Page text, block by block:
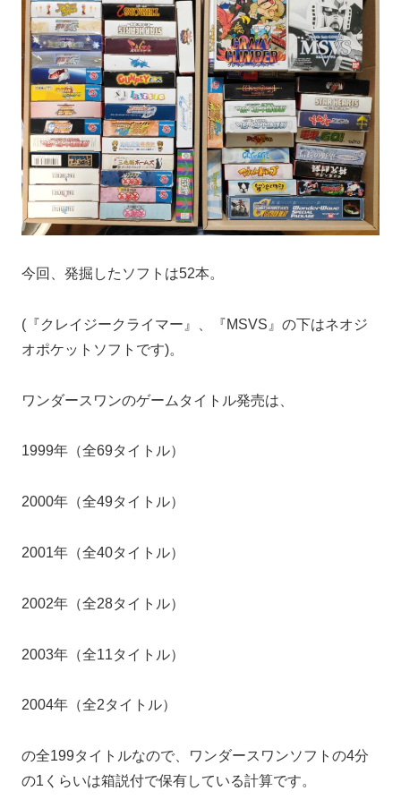
今回、発掘したソフトは52本。
(『クレイジークライマー』、『MSVS』の下はネオジ
オポケットソフトです)。
ワンダースワンのゲームタイトル発売は、
1999年（全69タイトル）
2000年（全49タイトル）
2001年（全40タイトル）
2002年（全28タイトル）
2003年（全11タイトル）
2004年（全2タイトル）
の全199タイトルなので、ワンダースワンソフトの4分
の1くらいは箱説付で保有している計算です。